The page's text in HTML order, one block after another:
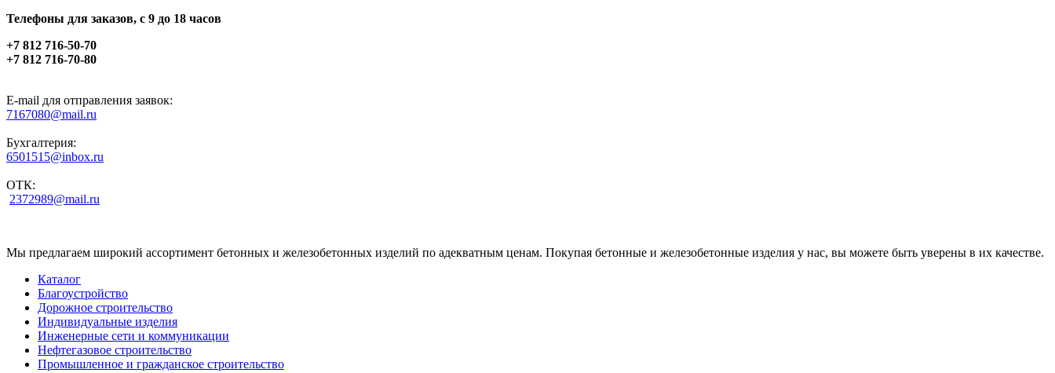
Телефоны для заказов, c 9 до 18 часов
+7 812 716-50-70
+7 812 716-70-80
E-mail для отправления заявок:
7167080@mail.ru
Бухгалтерия:
6501515@inbox.ru
ОТК:
2372989@mail.ru
Мы предлагаем широкий ассортимент бетонных и железобетонных изделий по адекватным ценам. Покупая бетонные и железобетонные изделия у нас, вы можете быть уверены в их качестве.
Каталог
Благоустройство
Дорожное строительство
Индивидуальные изделия
Инженерные сети и коммуникации
Нефтегазовое строительство
Промышленное и гражданское строительство